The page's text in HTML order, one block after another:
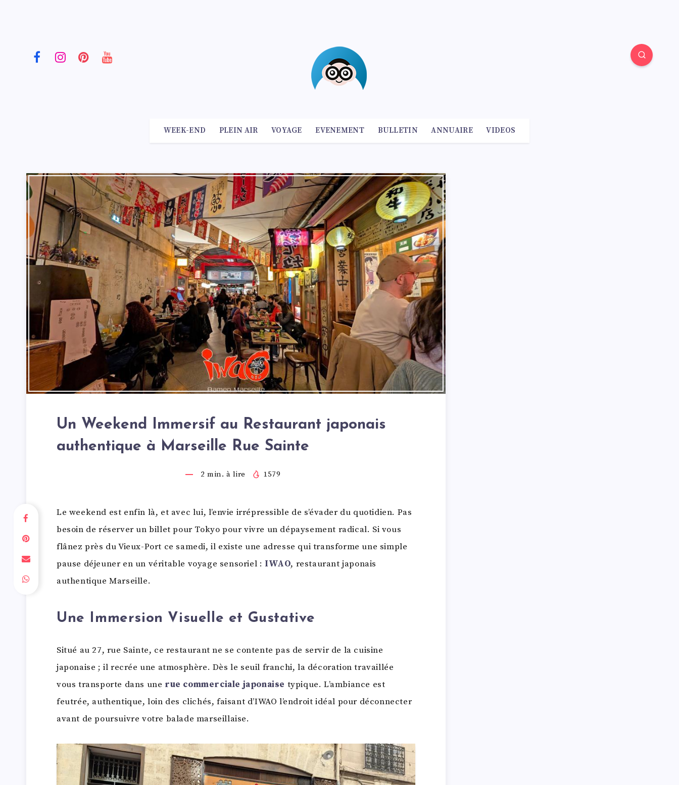
WEEK-END PLEIN AIR VOYAGE EVENEMENT BULLETIN ANNUAIRE VIDEOS
Un Weekend Immersif au Restaurant japonais
authentique à Marseille Rue Sainte
2 min. à lire 1579
Le weekend est enfin là, et avec lui, l’envie irrépressible de s’évader du quotidien. Pas
besoin de réserver un billet pour Tokyo pour vivre un dépaysement radical. Si vous
flânez près du Vieux-Port ce samedi, il existe une adresse qui transforme une simple
pause déjeuner en un véritable voyage sensoriel : IWAO, restaurant japonais
authentique Marseille.
Une Immersion Visuelle et Gustative
Situé au 27, rue Sainte, ce restaurant ne se contente pas de servir de la cuisine
japonaise ; il recrée une atmosphère. Dès le seuil franchi, la décoration travaillée
vous transporte dans une rue commerciale japonaise typique. L’ambiance est
feutrée, authentique, loin des clichés, faisant d’IWAO l’endroit idéal pour déconnecter
avant de poursuivre votre balade marseillaise.